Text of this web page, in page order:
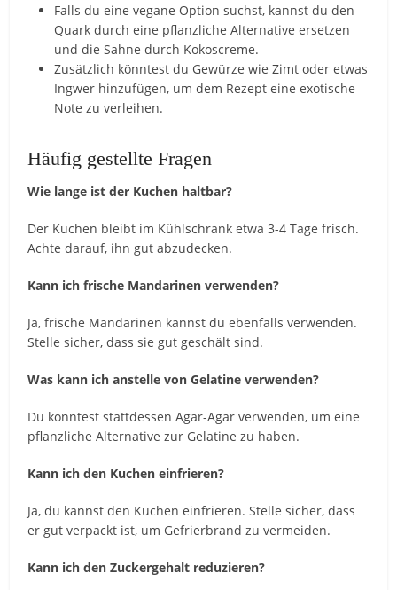
Falls du eine vegane Option suchst, kannst du den
Quark durch eine pflanzliche Alternative ersetzen
und die Sahne durch Kokoscreme.
Zusätzlich könntest du Gewürze wie Zimt oder etwas
Ingwer hinzufügen, um dem Rezept eine exotische
Note zu verleihen.
Häufig gestellte Fragen
Wie lange ist der Kuchen haltbar?
Der Kuchen bleibt im Kühlschrank etwa 3-4 Tage frisch.
Achte darauf, ihn gut abzudecken.
Kann ich frische Mandarinen verwenden?
Ja, frische Mandarinen kannst du ebenfalls verwenden.
Stelle sicher, dass sie gut geschält sind.
Was kann ich anstelle von Gelatine verwenden?
Du könntest stattdessen Agar-Agar verwenden, um eine
pflanzliche Alternative zur Gelatine zu haben.
Kann ich den Kuchen einfrieren?
Ja, du kannst den Kuchen einfrieren. Stelle sicher, dass
er gut verpackt ist, um Gefrierbrand zu vermeiden.
Kann ich den Zuckergehalt reduzieren?